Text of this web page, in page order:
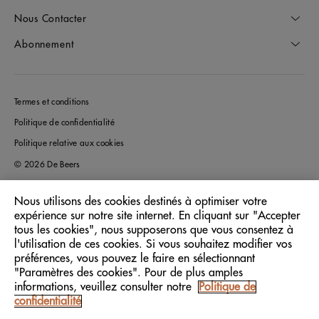
Nous Contacter
Abonnement
Termes et conditions
Politique de confidentialité
Politique relative aux cookies
© 2026 De Beers
Langue: Français
Nous utilisons des cookies destinés à optimiser votre
expérience sur notre site internet. En cliquant sur "Accepter
tous les cookies", nous supposerons que vous consentez à
l'utilisation de ces cookies. Si vous souhaitez modifier vos
préférences, vous pouvez le faire en sélectionnant
"Paramètres des cookies". Pour de plus amples
informations, veuillez consulter notre
Politique de
confidentialité